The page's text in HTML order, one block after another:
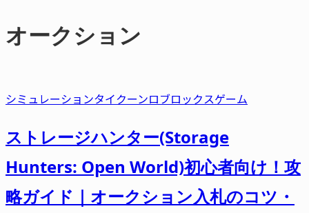
オークション
シミュレーションタイクーンロブロックスゲーム
ストレージハンター(Storage
Hunters: Open World)初心者向け！攻
略ガイド｜オークション入札のコツ・